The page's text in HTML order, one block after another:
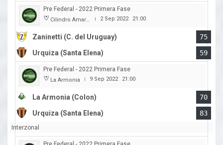
Pre Federal - 2022 Primera Fase
Cilindro Amarillo | 2 Sep 2022 21:00
Zaninetti (C. del Uruguay)
75
Urquiza (Santa Elena)
59
Pre Federal - 2022 Primera Fase
La Armonia | 9 Sep 2022 21:00
La Armonia (Colon)
70
Urquiza (Santa Elena)
83
Interzonal